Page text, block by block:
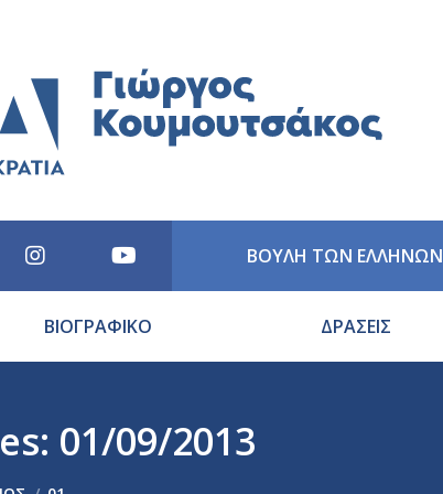
ΒΟΥΛΗ ΤΩΝ ΕΛΛΗΝΩΝ
ΒΙΟΓΡΑΦΙΚΟ ΔΡΑΣΕΙΣ
01/09/2013